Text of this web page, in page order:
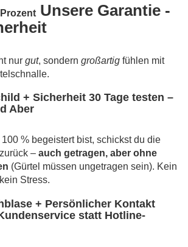
Unsere Garantie -
nur gut, sondern großartig fühlen mit
30 Tage testen –
Aber
% begeistert bist, schickst du die
– auch getragen, aber ohne
(Gürtel müssen ungetragen sein). Kein
Stress.
statt Hotline-